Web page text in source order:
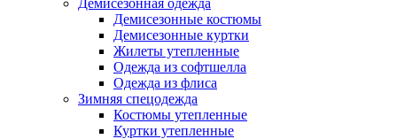
Демисезонная одежда
Демисезонные костюмы
Демисезонные куртки
Жилеты утепленные
Одежда из софтшелла
Одежда из флиса
Зимняя спецодежда
Костюмы утепленные
Куртки утепленные